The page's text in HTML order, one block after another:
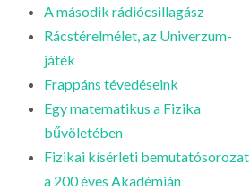
A második rádiócsillagász
Rácstérelmélet, az Univerzum-
játék
Frappáns tévedéseink
Egy matematikus a Fizika
bűvöletében
Fizikai kísérleti bemutatósorozat
a 200 éves Akadémián